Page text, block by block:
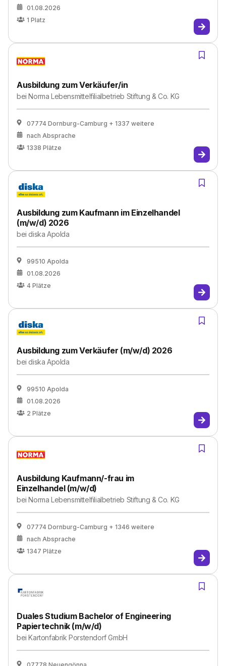
01.08.2026
1 Platz
Ausbildung zum Verkäufer/in
beiNorma Lebensmittelfilialbetrieb Stiftung & Co. KG
07774 Dornburg-Camburg + 1337 weitere
nach Absprache
1338 Plätze
Ausbildung zum Kaufmann im Einzelhandel
(m/w/d) 2026
beidiska Apolda
99510 Apolda
01.08.2026
4 Plätze
Ausbildung zum Verkäufer (m/w/d) 2026
beidiska Apolda
99510 Apolda
01.08.2026
2 Plätze
Ausbildung Kaufmann/-frau im
Einzelhandel (m/w/d)
beiNorma Lebensmittelfilialbetrieb Stiftung & Co. KG
07774 Dornburg-Camburg + 1346 weitere
nach Absprache
1347 Plätze
Duales Studium Bachelor of Engineering
Papiertechnik (m/w/d)
beiKartonfabrik Porstendorf GmbH